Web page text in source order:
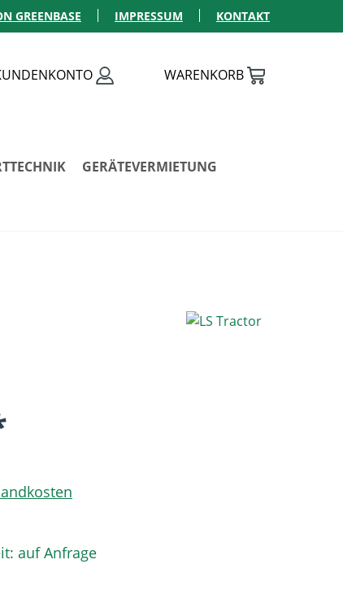
GREENBASE IMPRESSUM KONTAKT
WARENKORB
GERÄTEVERMIETUNG
auf Anfrage